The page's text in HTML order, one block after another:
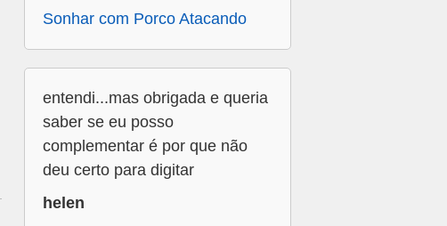
Sonhar com Porco Atacando
entendi...mas obrigada e queria
saber se eu posso
complementar é por que não
deu certo para digitar
helen